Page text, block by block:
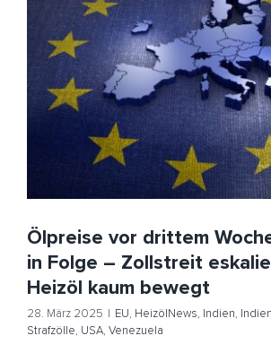
Ölpreise vor drittem
Zollstreit eskaliert – Heizöl kaum
EU HeizölNews Indien Indien.
USA
Venezuela
Ölpreise vor drittem
in Folge – Zollstreit
Heizöl kaum bewegt
28. März 2025 | EU, HeizölNews, Indien,
Strafzölle, USA, Venezuela